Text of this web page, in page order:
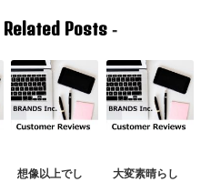
Related Posts-
想像以上でし
大変素晴らし